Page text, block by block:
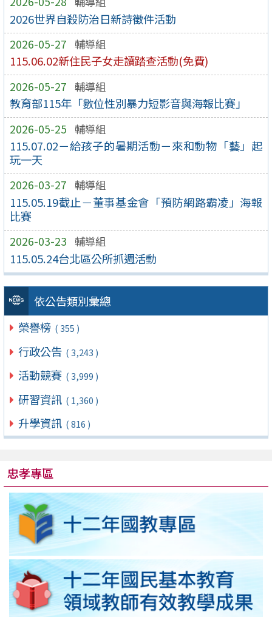
2026世界自殺防治日新詩徵件活動
2026-05-27 輔導組
115.06.02新住民子女走讀踏查活動(免費)
2026-05-27 輔導組
教育部115年「數位性別暴力短影音與海報比賽」
2026-05-25 輔導組
115.07.02－給孩子的暑期活動－來和動物「藝」起
玩一天
2026-03-27 輔導組
115.05.19截止－董事基金會「預防網路霸凌」海報
比賽
2026-03-23 輔導組
115.05.24台北區公所抓週活動
依公告類別彙總
榮譽榜 ( 355 )
行政公告 ( 3,243 )
活動競賽 ( 3,999 )
研習資訊 ( 1,360 )
升學資訊 ( 816 )
忠孝專區